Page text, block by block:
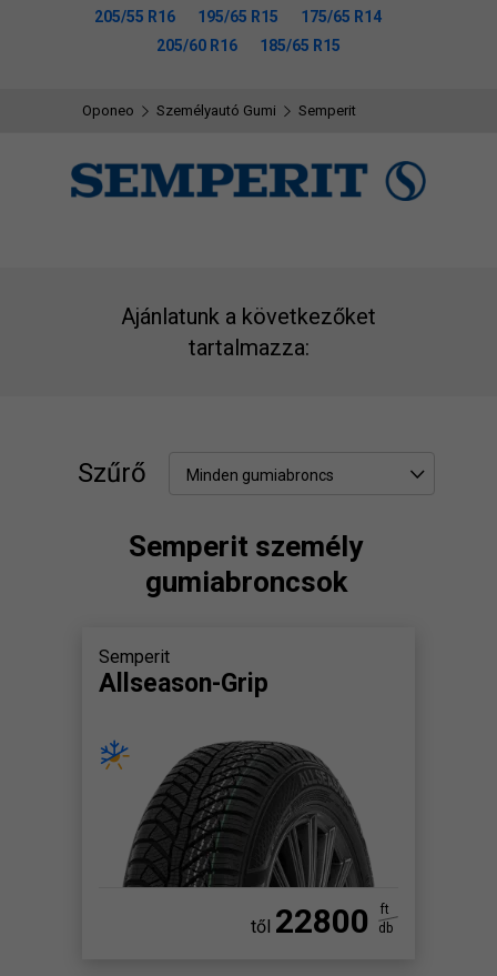
205/55 R16 195/65 R15
175/65 R14
205/60 R16
185/65 R15
Oponeo Személyautó Gumi Semperit
Ajánlatunk a következőket
tartalmazza:
Szűrő Minden gumiabroncs
Semperit személy
gumiabroncsok
Semperit
Allseason-Grip
től 22800
ft
db